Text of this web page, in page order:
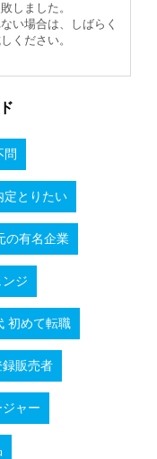
しました。
い場合は、しばらく
ください。
問
定とりたい
の有名企業
ジ
初めて転職
録販売者
ャー